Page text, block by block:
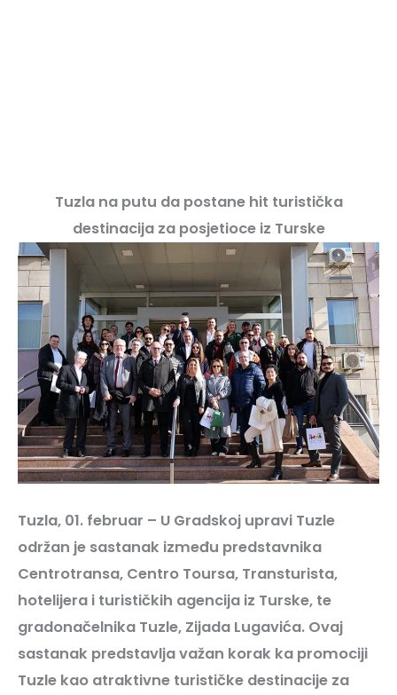
Tuzla na putu da postane hit turistička
destinacija za posjetioce iz Turske
Tuzla, 01. februar – U Gradskoj upravi Tuzle
održan je sastanak između predstavnika
Centrotransa, Centro Toursa, Transturista,
hotelijera i turističkih agencija iz Turske, te
gradonačelnika Tuzle, Zijada Lugavića. Ovaj
sastanak predstavlja važan korak ka promociji
Tuzle kao atraktivne turističke destinacije za